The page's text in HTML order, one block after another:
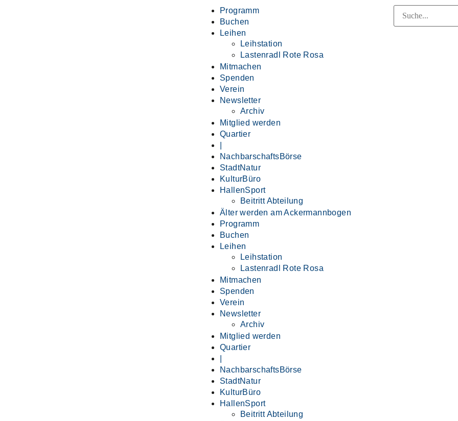
Programm
Buchen
Leihen
Leihstation
Lastenradl Rote Rosa
Mitmachen
Spenden
Verein
Newsletter
Archiv
Mitglied werden
Quartier
NachbarschaftsBörse
StadtNatur
KulturBüro
HallenSport
Beitritt Abteilung
Älter werden am Ackermannbogen
Programm
Buchen
Leihen
Leihstation
Lastenradl Rote Rosa
Mitmachen
Spenden
Verein
Newsletter
Archiv
Mitglied werden
Quartier
NachbarschaftsBörse
StadtNatur
KulturBüro
HallenSport
Beitritt Abteilung